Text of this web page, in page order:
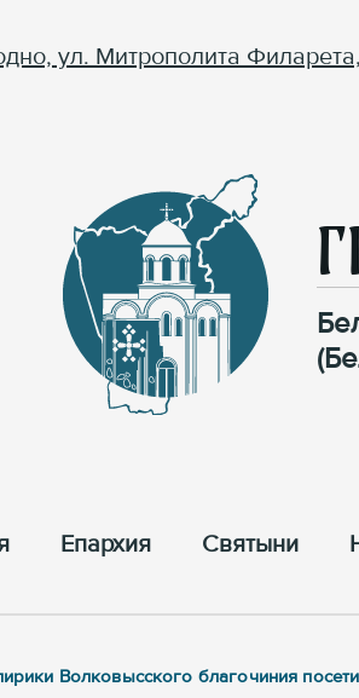
ул. Митрополита
Епархия Cвятыни
Волковысского благочиния